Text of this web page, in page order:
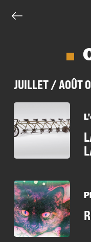
JUILLET / AOÛT 0